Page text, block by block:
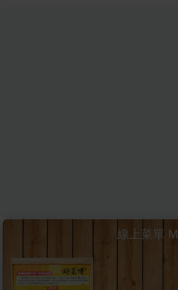
線上菜單